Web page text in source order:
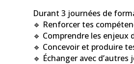
Durant 3 journées de
🔹 Renforcer tes
🔹 Comprendre les
🔹 Concevoir et produire
🔹 Échanger avec